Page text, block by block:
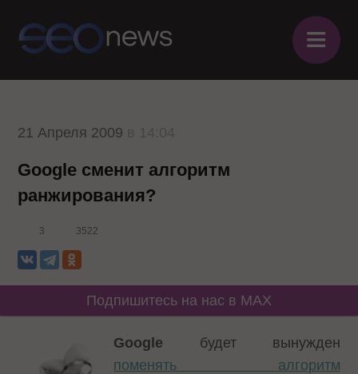
≡
21 Апреля 2009
Google сменит алгоритм
ранжирования?
3 3522
Подпишитесь на нас в MAX
Google будет вынужден
поменять алгоритм